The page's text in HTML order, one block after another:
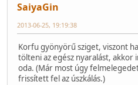
SaiyaGin
2013-06-25, 19:19:38
Korfu gyönyörű sziget, viszont
tölteni az egész nyaralást, akkor
oda. (Már most úgy
frissített fel az úszkálás.)